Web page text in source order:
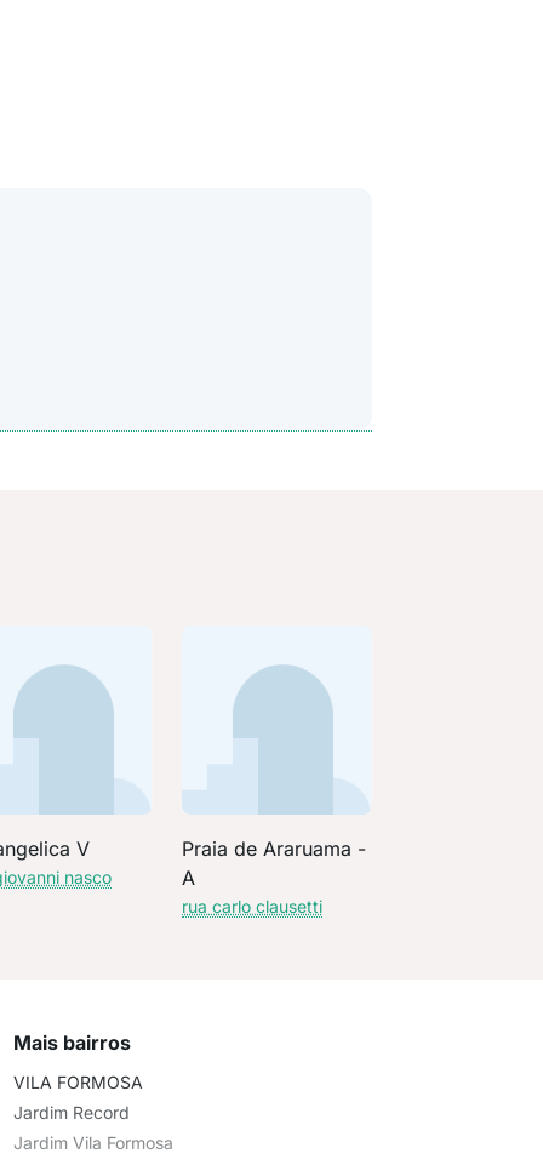
V
nasco
Praia de Araruama -
A
rua carlo clausetti
Mais bairros
VILA FORMOSA
Jardim Record
Jardim Vila Formosa